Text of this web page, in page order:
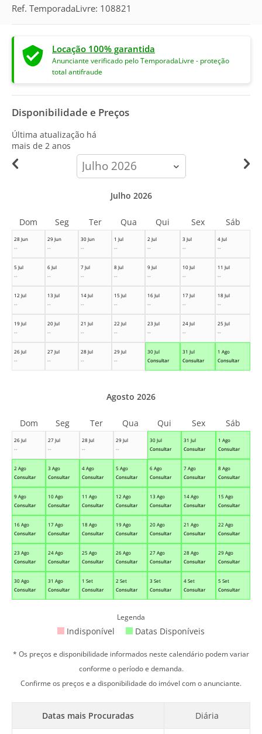
Ref. TemporadaLivre: 108821
Locação 100% garantida
Anunciante verificado pelo TemporadaLivre - proteção
total antifraude
Disponibilidade e Preços
Última atualização há
mais de 2 anos
calendar-
month
28 Jun
--
29 Jun
--
30 Jun
--
1 Jul
--
2 Jul
--
3 Jul
--
4 Jul
--
5 Jul
--
6 Jul
--
7 Jul
--
8 Jul
--
9 Jul
--
10 Jul
--
11 Jul
--
12 Jul
--
13 Jul
--
14 Jul
--
15 Jul
--
16 Jul
--
17 Jul
--
18 Jul
--
19 Jul
--
20 Jul
--
21 Jul
--
22 Jul
--
23 Jul
--
24 Jul
--
25 Jul
--
26 Jul
--
27 Jul
--
28 Jul
--
29 Jul
--
30 Jul
Consultar
31 Jul
Consultar
1 Ago
Consultar
Julho 2026
Dom Seg Ter Qua Qui Sex Sáb
26 Jul
--
27 Jul
--
28 Jul
--
29 Jul
--
30 Jul
Consultar
31 Jul
Consultar
1 Ago
Consultar
2 Ago
Consultar
3 Ago
Consultar
4 Ago
Consultar
5 Ago
Consultar
6 Ago
Consultar
7 Ago
Consultar
8 Ago
Consultar
9 Ago
Consultar
10 Ago
Consultar
11 Ago
Consultar
12 Ago
Consultar
13 Ago
Consultar
14 Ago
Consultar
15 Ago
Consultar
16 Ago
Consultar
17 Ago
Consultar
18 Ago
Consultar
19 Ago
Consultar
20 Ago
Consultar
21 Ago
Consultar
22 Ago
Consultar
23 Ago
Consultar
24 Ago
Consultar
25 Ago
Consultar
26 Ago
Consultar
27 Ago
Consultar
28 Ago
Consultar
29 Ago
Consultar
30 Ago
Consultar
31 Ago
Consultar
1 Set
Consultar
2 Set
Consultar
3 Set
Consultar
4 Set
Consultar
5 Set
Consultar
Agosto 2026
Dom Seg Ter Qua Qui Sex Sáb
Legenda
Indisponível Datas Disponíveis
* Os preços e disponibilidade informados neste calendário podem variar
conforme o período e demanda.
Confirme os preços e a disponibilidade do imóvel com o anunciante.
Datas mais Procuradas Diária